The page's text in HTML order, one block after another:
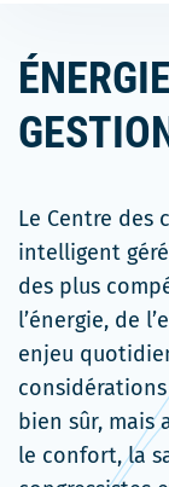
Le Centre des
intelligent
des plus
l’énergie, de
enjeu
bien sûr, mais
le confort, la